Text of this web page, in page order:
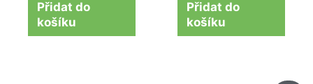
Přidat do
košíku
Přidat do
košíku